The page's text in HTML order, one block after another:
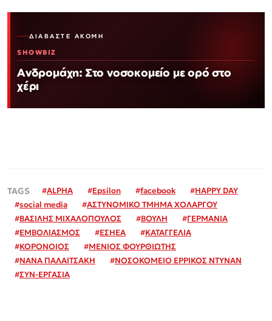
ΔΙΑΒΆΣΤΕ ΑΚΌΜΗ
SHOWBIZ
Ανδρομάχη: Στο νοσοκομείο με ορό στο
χέρι
#ALPHA #Epsilon #facebook #HAPPY DAY
#social media #ΑΣΤΥΝΟΜΙΚΟ ΤΜΗΜΑ ΧΟΛΑΡΓΟΥ
#ΒΑΣΙΛΗΣ ΜΙΧΑΛΟΠΟΥΛΟΣ #ΒΟΥΛΗ #ΓΕΡΜΑΝΙΑ
#ΕΜΒΟΛΙΑΣΜΟΣ #ΕΣΗΕΑ #ΚΑΤΑΓΓΕΛΙΑ
#ΚΟΡΟΝΟΙΟΣ #ΜΕΝΙΟΣ ΦΟΥΡΘΙΩΤΗΣ
#ΝΑΝΑ ΠΑΛΑΙΤΣΑΚΗ #ΝΟΣΟΚΟΜΕΙΟ ΕΡΡΙΚΟΣ ΝΤΥΝΑΝ
#ΣΥΝ-ΕΡΓΑΣΙΑ